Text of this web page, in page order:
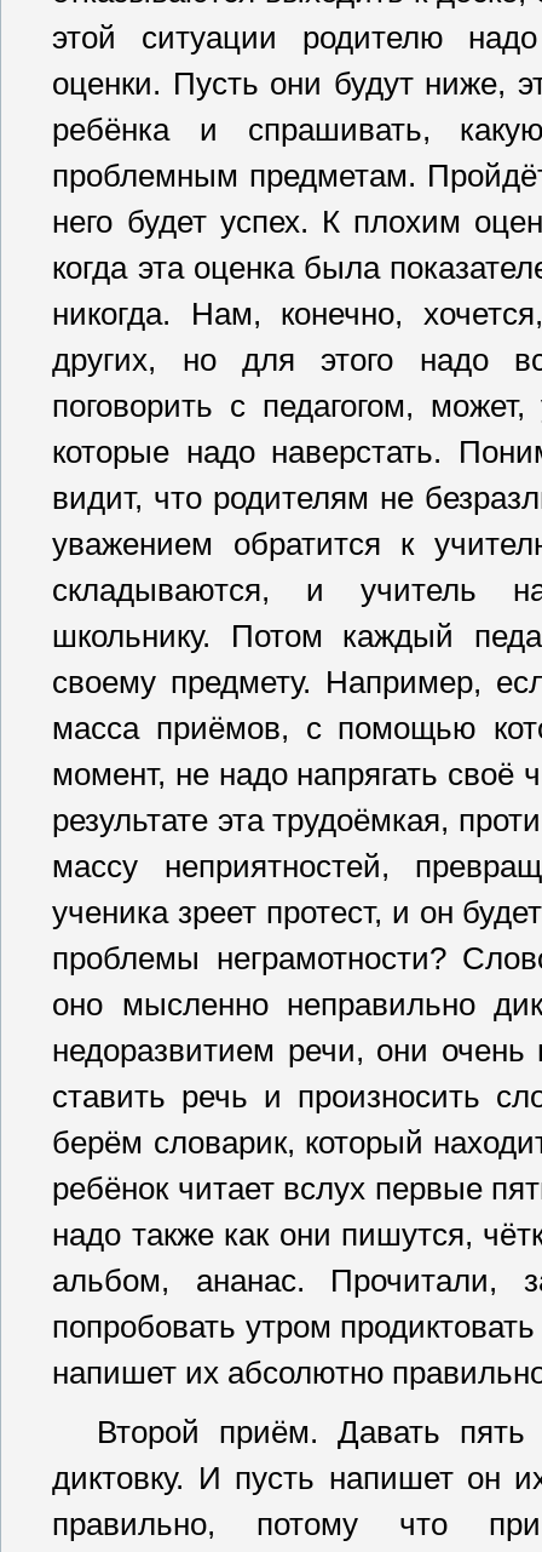
этой ситуации родителю
оценки. Пусть они будут ниже,
ребёнка и спрашивать,
проблемным предметам.
него будет успех. К плохим
когда эта оценка была
никогда. Нам, конечно,
других, но для этого надо
поговорить с педагогом,
которые надо наверстать.
видит, что родителям не
уважением обратится к
складываются, и учитель
школьнику. Потом каждый
своему предмету. Например,
масса приёмов, с помощью
момент, не надо напрягать своё
результате эта трудоёмкая,
массу неприятностей,
ученика зреет протест, и он
проблемы неграмотности?
оно мысленно неправильно
недоразвитием речи, они
ставить речь и произносить
берём словарик, который
ребёнок читает вслух первые
надо также как они пишутся,
альбом, ананас. Прочитали,
попробовать утром
напишет их абсолютно
Второй приём. Давать
диктовку. И пусть напишет он
правильно, потому что